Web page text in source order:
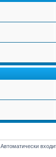
Автоматически